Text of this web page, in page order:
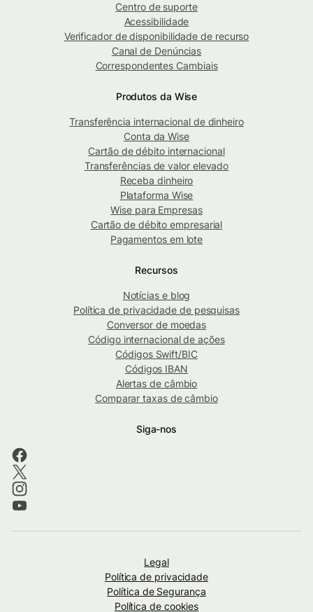
Centro de suporte
Acessibilidade
Verificador de disponibilidade de recurso
Canal de Denúncias
Correspondentes Cambiais
Produtos da Wise
Transferência internacional de dinheiro
Conta da Wise
Cartão de débito internacional
Transferências de valor elevado
Receba dinheiro
Plataforma Wise
Wise para Empresas
Cartão de débito empresarial
Pagamentos em lote
Recursos
Notícias e blog
Política de privacidade de pesquisas
Conversor de moedas
Código internacional de ações
Códigos Swift/BIC
Códigos IBAN
Alertas de câmbio
Comparar taxas de câmbio
Siga-nos
Legal
Política de privacidade
Política de Segurança
Política de cookies